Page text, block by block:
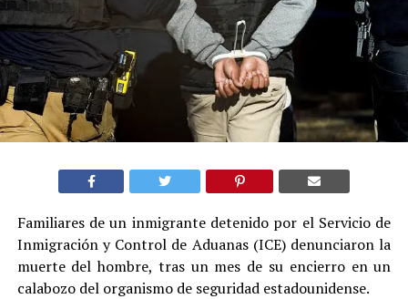
Familiares de un inmigrante detenido por el Servicio de
Inmigración y Control de Aduanas (ICE) denunciaron la
muerte del hombre, tras un mes de su encierro en un
calabozo del organismo de seguridad estadounidense.